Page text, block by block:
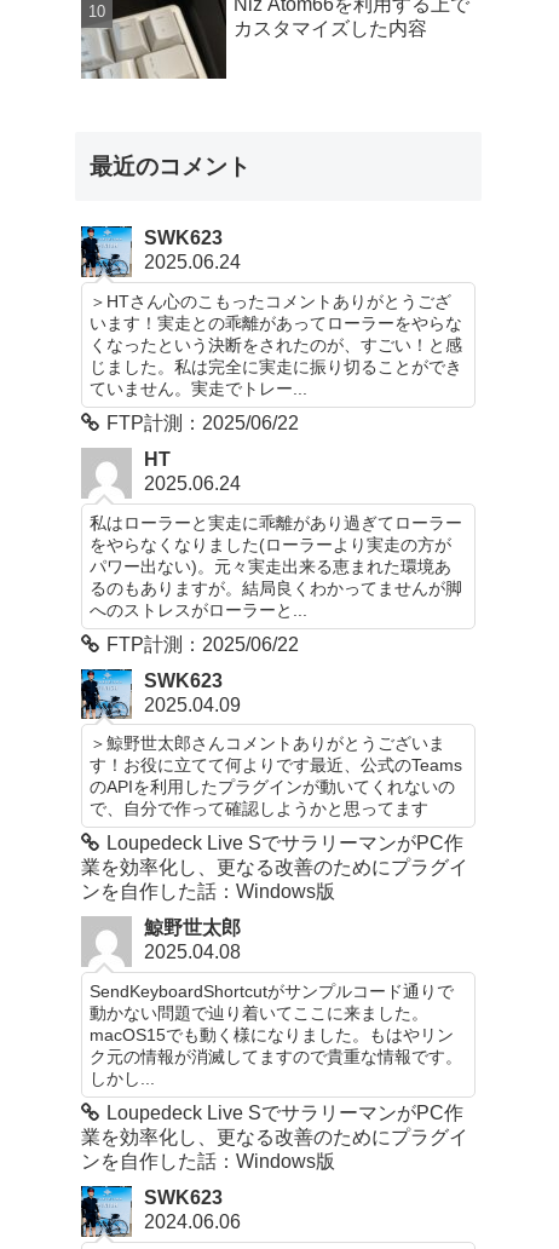
Niz Atom66を利用する上で
カスタマイズした内容
最近のコメント
SWK623
2025.06.24
＞HTさん心のこもったコメントありがとうござ
います！実走との乖離があってローラーをやらな
くなったという決断をされたのが、すごい！と感
じました。私は完全に実走に振り切ることができ
ていません。実走でトレー...
FTP計測：2025/06/22
HT
2025.06.24
私はローラーと実走に乖離があり過ぎてローラー
をやらなくなりました(ローラーより実走の方が
パワー出ない)。元々実走出来る恵まれた環境あ
るのもありますが。結局良くわかってませんが脚
へのストレスがローラーと...
FTP計測：2025/06/22
SWK623
2025.04.09
＞鯨野世太郎さんコメントありがとうございま
す！お役に立てて何よりです最近、公式のTeams
のAPIを利用したプラグインが動いてくれないの
で、自分で作って確認しようかと思ってます
Loupedeck Live SでサラリーマンがPC作
業を効率化し、更なる改善のためにプラグイ
ンを自作した話：Windows版
鯨野世太郎
2025.04.08
SendKeyboardShortcutがサンプルコード通りで
動かない問題で辿り着いてここに来ました。
macOS15でも動く様になりました。もはやリン
ク元の情報が消滅してますので貴重な情報です。
しかし...
Loupedeck Live SでサラリーマンがPC作
業を効率化し、更なる改善のためにプラグイ
ンを自作した話：Windows版
SWK623
2024.06.06